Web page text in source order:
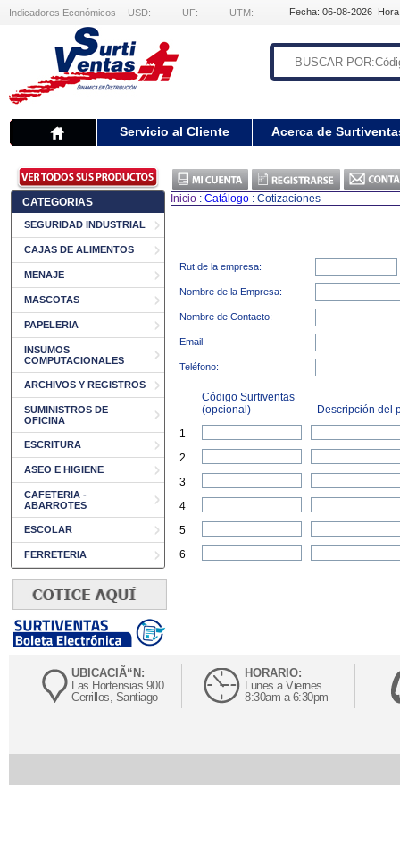
Indicadores Económicos USD: --- UF: --- UTM: --- Fecha: 06-08-2026
Servicio al Cliente Acerca de
CATEGORIAS
SEGURIDAD INDUSTRIAL
CAJAS DE ALIMENTOS
MENAJE
MASCOTAS
PAPELERIA
INSUMOS
COMPUTACIONALES
ARCHIVOS Y REGISTROS
SUMINISTROS DE
OFICINA
ESCRITURA
ASEO E HIGIENE
CAFETERIA -
ABARROTES
ESCOLAR
FERRETERIA
Inicio : Catálogo : Cotizaciones
Rut de la empresa:
Nombre de la Empresa:
Nombre de Contacto:
Email
Teléfono:
Código Surtiventas
(opcional)
Descripción del
1
2
3
4
5
6
UBICACIÃ“N:
Las Hortensias 900
Cerrillos, Santiago
HORARIO:
Lunes a Viernes
8:30am a 6:30pm